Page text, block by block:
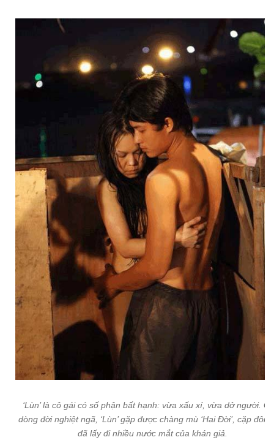
‘Lùn’ là cô gái có số phận bất hạnh: vừa xấu xí, vừa dở người.
dòng đời nghiệt ngã, ‘Lùn’ gặp được chàng mù ‘Hai Đời’, cặp đôi
đã lấy đi nhiều nước mắt của khán giả.